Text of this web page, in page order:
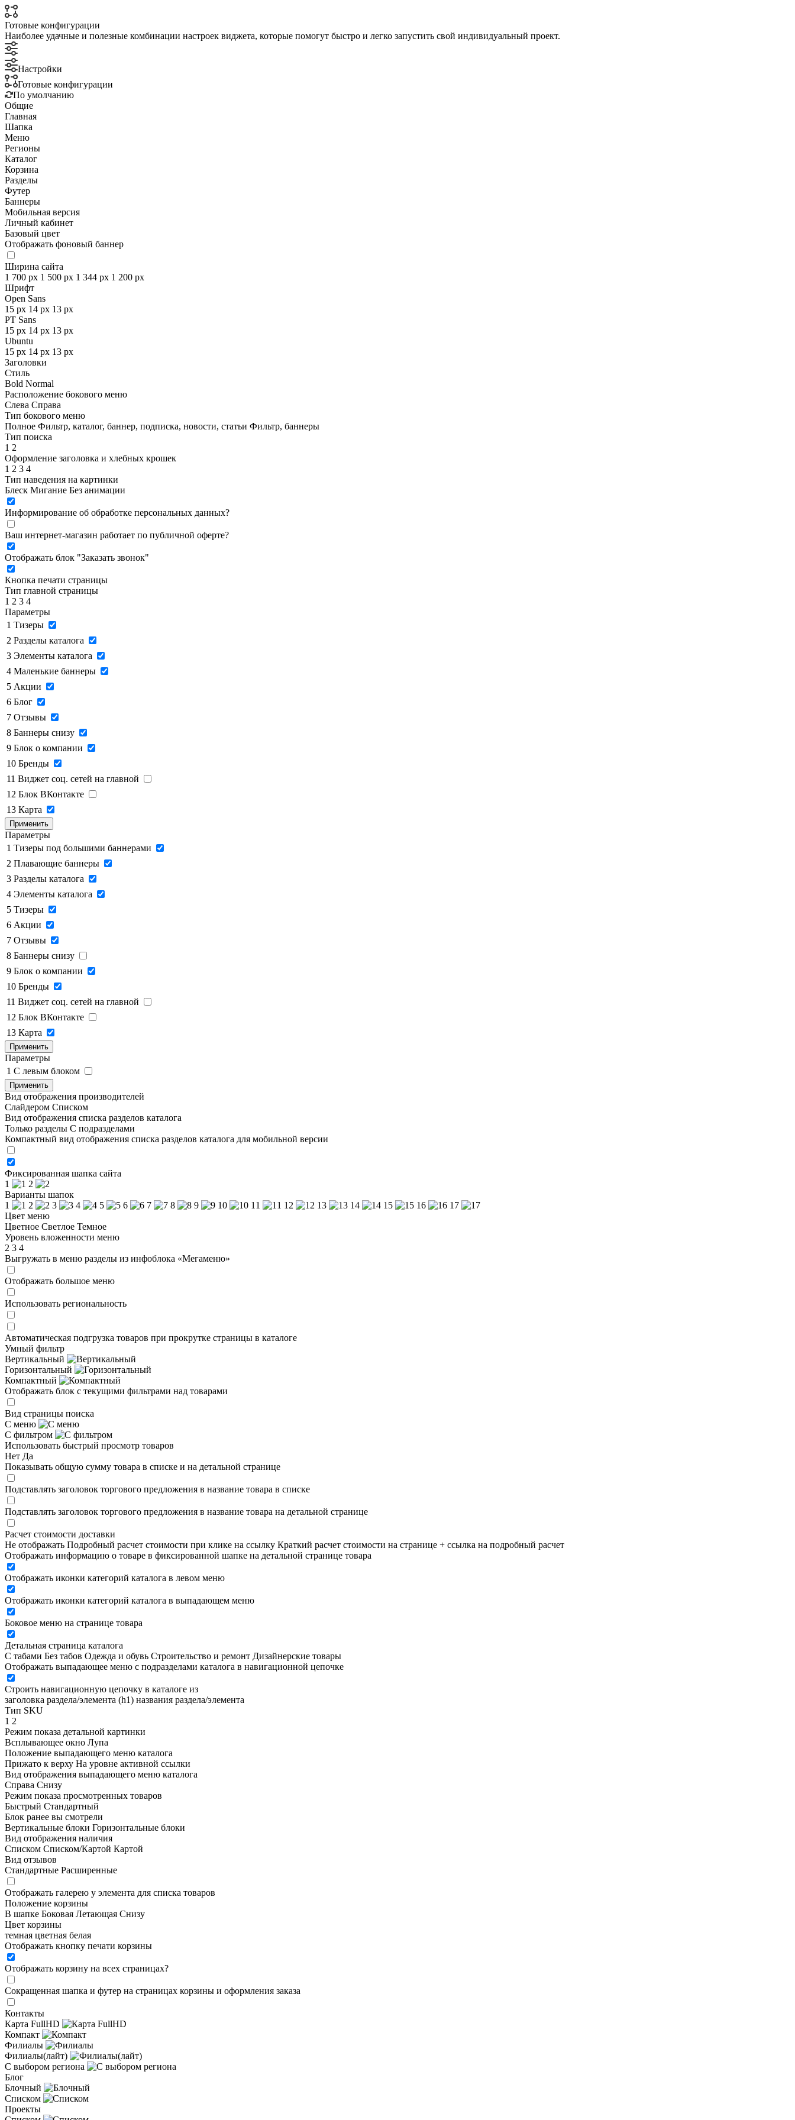
Готовые конфигурации
Наиболее удачные и полезные комбинации настроек виджета, которые помогут быстро и легко запустить свой индивидуальный проект.
Настройки
Готовые конфигурации
По умолчанию
Общие
Главная
Шапка
Меню
Регионы
Каталог
Корзина
Разделы
Футер
Баннеры
Мобильная версия
Личный кабинет
Базовый цвет
Отображать фоновый баннер
Ширина сайта
1 700 px 1 500 px 1 344 px 1 200 px
Шрифт
Open Sans
15 px 14 px 13 px
PT Sans
15 px 14 px 13 px
Ubuntu
15 px 14 px 13 px
Заголовки
Стиль
Bold Normal
Расположение бокового меню
Слева Справа
Тип бокового меню
Полное Фильтр, каталог, баннер, подписка, новости, статьи Фильтр, баннеры
Тип поиска
1 2
Оформление заголовка и хлебных крошек
1 2 3 4
Тип наведения на картинки
Блеск Мигание Без анимации
Информирование об обработке персональных данных?
Ваш интернет-магазин работает по публичной оферте?
Отображать блок "Заказать звонок"
Кнопка печати страницы
Тип главной страницы
1 2 3 4
Параметры
1 Тизеры
2 Разделы каталога
3 Элементы каталога
4 Маленькие баннеры
5 Акции
6 Блог
7 Отзывы
8 Баннеры снизу
9 Блок о компании
10 Бренды
11 Виджет соц. сетей на главной
12 Блок ВКонтакте
13 Карта
Применить
Параметры
1 Тизеры под большими баннерами
2 Плавающие баннеры
3 Разделы каталога
4 Элементы каталога
5 Тизеры
6 Акции
7 Отзывы
8 Баннеры снизу
9 Блок о компании
10 Бренды
11 Виджет соц. сетей на главной
12 Блок ВКонтакте
13 Карта
Применить
Параметры
1 C левым блоком
Применить
Вид отображения производителей
Слайдером Списком
Вид отображения списка разделов каталога
Только разделы С подразделами
Компактный вид отображения списка разделов каталога для мобильной версии
Фиксированная шапка сайта
1
2
Варианты шапок
1
2 3 4 5 6 7 8 9 10 11 12 13 14 15 16
17
Цвет меню
Цветное Светлое Темное
Уровень вложенности меню
2 3 4
Выгружать в меню разделы из инфоблока «Мегаменю»
Отображать большое меню
Использовать региональность
Автоматическая подгрузка товаров при прокрутке страницы в каталоге
Умный фильтр
Вертикальный
Горизонтальный
Компактный
Отображать блок с текущими фильтрами над товарами
Вид страницы поиска
С меню
С фильтром
Использовать быстрый просмотр товаров
Нет Да
Показывать общую сумму товара в списке и на детальной странице
Подставлять заголовок торгового предложения в название товара в списке
Подставлять заголовок торгового предложения в название товара на детальной странице
Расчет стоимости доставки
Не отображать Подробный расчет стоимости при клике на ссылку Краткий расчет стоимости на странице + ссылка на подробный расчет
Отображать информацию о товаре в фиксированной шапке на детальной странице товара
Отображать иконки категорий каталога в левом меню
Отображать иконки категорий каталога в выпадающем меню
Боковое меню на странице товара
Детальная страница каталога
С табами Без табов Одежда и обувь Строительство и ремонт Дизайнерские товары
Отображать выпадающее меню с подразделами каталога в навигационной цепочке
Строить навигационную цепочку в каталоге из
заголовка раздела/элемента (h1) названия раздела/элемента
Тип SKU
1 2
Режим показа детальной картинки
Всплывающее окно Лупа
Положение выпадающего меню каталога
Прижато к верху На уровне активной ссылки
Вид отображения выпадающего меню каталога
Справа Снизу
Режим показа просмотренных товаров
Быстрый Стандартный
Блок ранее вы смотрели
Вертикальные блоки Горизонтальные блоки
Вид отображения наличия
Списком Списком/Картой Картой
Вид отзывов
Стандартные Расширенные
Отображать галерею у элемента для списка товаров
Положение корзины
В шапке Боковая Летающая Снизу
Цвет корзины
темная цветная белая
Отображать кнопку печати корзины
Отображать корзину на всех страницах?
Сокращенная шапка и футер на страницах корзины и оформления заказа
Контакты
Карта FullHD
Компакт
Филиалы
Филиалы(лайт)
С выбором региона
Блог
Блочный
Списком
Проекты